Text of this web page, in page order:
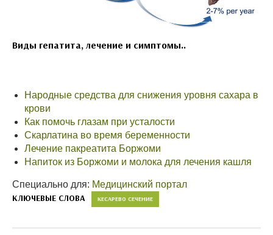
Виды гепатита, лечение и симптомы..
Народные средства для снижения уровня сахара в
крови
Как помочь глазам при усталости
Скарлатина во время беременности
Лечение пакреатита Боржоми
Напиток из Боржоми и молока для лечения кашля
Специально для: Медицинский портал
КЛЮЧЕВЫЕ СЛОВА КЕСАРЕВО СЕЧЕНИЕ